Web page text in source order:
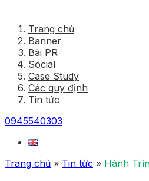
Trang chủ
Banner
Bài PR
Social
Case Study
Các quy định
Tin tức
0945540303
Trang chủ » Tin tức » Hành